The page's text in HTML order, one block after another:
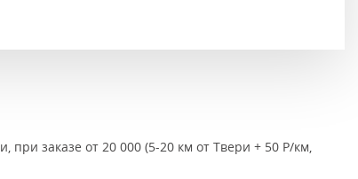
при заказе от 20 000 (5-20 км от Твери + 50 Р/км,